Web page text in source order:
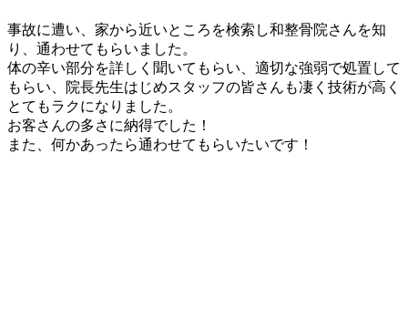
事故に遭い、家から近いところを検索し和整骨院さんを知
り、通わせてもらいました。
体の辛い部分を詳しく聞いてもらい、適切な強弱で処置して
もらい、院長先生はじめスタッフの皆さんも凄く技術が高く
とてもラクになりました。
お客さんの多さに納得でした！
また、何かあったら通わせてもらいたいです！